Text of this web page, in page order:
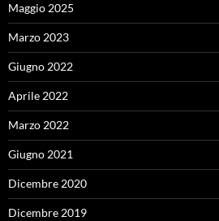
Maggio 2025
Marzo 2023
Giugno 2022
Aprile 2022
Marzo 2022
Giugno 2021
Dicembre 2020
Dicembre 2019